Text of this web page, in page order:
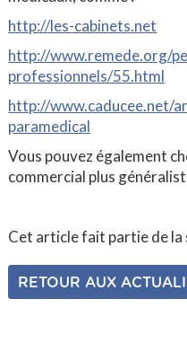
http://les-cabinets.net
http://www.remede.org/
professionnels/55.html
http://www.caducee.net/
paramedical
Vous pouvez également
commercial plus
Cet article fait partie de la
RETOUR AUX